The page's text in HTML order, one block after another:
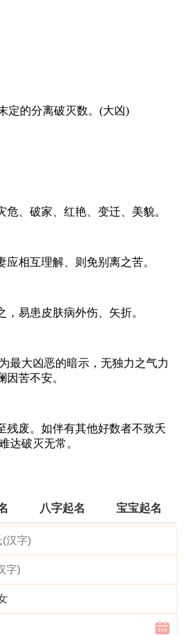
的分离破灭数。(大凶)
、破家、红艳、变迁、美貌。
相互理解、则免别离之苦。
易患皮肤病外伤、矢折。
大凶恶的暗示，无独力之气力
苦不安。
废。如伴有其他好数者不致夭
达破灭无常。
八字起名 宝宝起名